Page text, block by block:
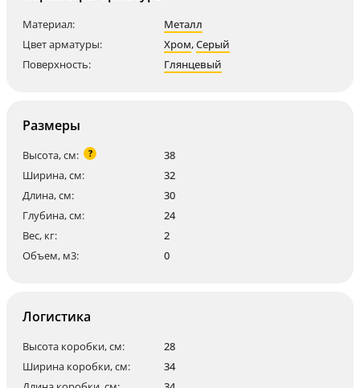
Материал:
Металл
Цвет арматуры:
Хром,Серый
Поверхность:
Глянцевый
Размеры
Высота, см: ?
38
Ширина, см:
32
Длина, см:
30
Глубина, см:
24
Вес, кг:
2
Объем, м3:
0
Логистика
Высота коробки, см:
28
Ширина коробки, см:
34